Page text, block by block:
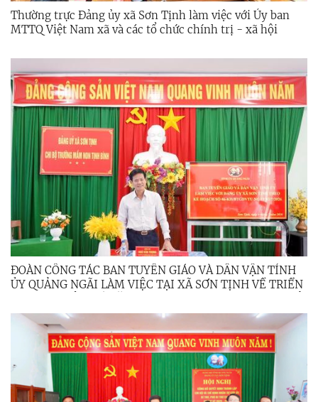
Thường trực Đảng ủy xã Sơn Tịnh làm việc với Ủy ban
MTTQ Việt Nam xã và các tổ chức chính trị - xã hội
ĐOÀN CÔNG TÁC BAN TUYÊN GIÁO VÀ DÂN VẬN TỈNH
ỦY QUẢNG NGÃI LÀM VIỆC TẠI XÃ SƠN TỊNH VỀ TRIỂN
CHUYÊN ĐỀ